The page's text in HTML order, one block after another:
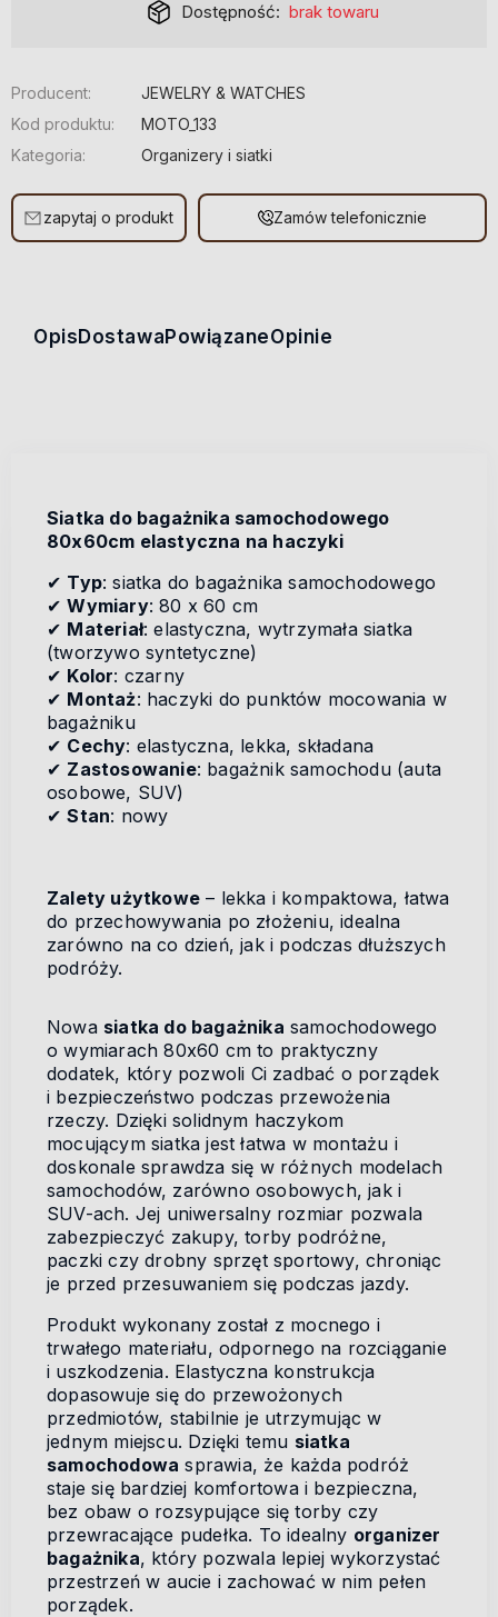
Dostępność: brak towaru
Producent:
JEWELRY & WATCHES
Kod produktu:
MOTO_133
Kategoria:
Organizery i siatki
zapytaj o produkt Zamów telefonicznie
Opis Dostawa PowiązaneOpinie
Siatka do bagażnika samochodowego
80x60cm elastyczna na haczyki
✔ Typ: siatka do bagażnika samochodowego
✔Wymiary: 80 x 60 cm
✔ Materiał: elastyczna, wytrzymała siatka
(tworzywo syntetyczne)
✔ Kolor: czarny
✔ Montaż: haczyki do punktów mocowania w
bagażniku
✔ Cechy: elastyczna, lekka, składana
✔ Zastosowanie: bagażnik samochodu (auta
osobowe, SUV)
✔Stan: nowy
Zalety użytkowe – lekka i kompaktowa, łatwa
do przechowywania po złożeniu, idealna
zarówno na co dzień, jak i podczas dłuższych
podróży.
Nowa siatka do bagażnika samochodowego
o wymiarach 80x60 cm to praktyczny
dodatek, który pozwoli Ci zadbać o porządek
i bezpieczeństwo podczas przewożenia
rzeczy. Dzięki solidnym haczykom
mocującym siatka jest łatwa w montażu i
doskonale sprawdza się w różnych modelach
samochodów, zarówno osobowych, jak i
SUV-ach. Jej uniwersalny rozmiar pozwala
zabezpieczyć zakupy, torby podróżne,
paczki czy drobny sprzęt sportowy, chroniąc
je przed przesuwaniem się podczas jazdy.
Produkt wykonany został z mocnego i
trwałego materiału, odpornego na rozciąganie
i uszkodzenia. Elastyczna konstrukcja
dopasowuje się do przewożonych
przedmiotów, stabilnie je utrzymując w
jednym miejscu. Dzięki temu siatka
samochodowa sprawia, że każda podróż
staje się bardziej komfortowa i bezpieczna,
bez obaw o rozsypujące się torby czy
przewracające pudełka. To idealny organizer
bagażnika, który pozwala lepiej wykorzystać
przestrzeń w aucie i zachować w nim pełen
porządek.